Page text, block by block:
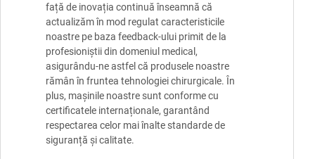
față de inovația continuă înseamnă că
actualizăm în mod regulat caracteristicile
noastre pe baza feedback-ului primit de la
profesioniștii din domeniul medical,
asigurându-ne astfel că produsele noastre
rămân în fruntea tehnologiei chirurgicale. În
plus, mașinile noastre sunt conforme cu
certificatele internaționale, garantând
respectarea celor mai înalte standarde de
siguranță și calitate.